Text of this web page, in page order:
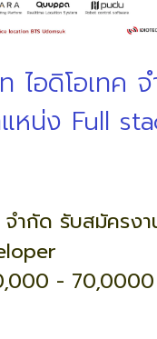
ไอดิโอเทค
หน่ง Full
จำกัด รับสมัครง
- 70,0000